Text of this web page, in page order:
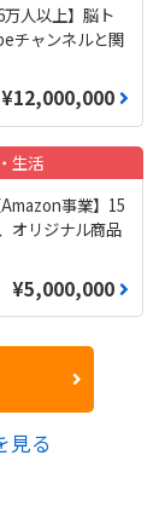
万人以上】脳ト
チャンネルと関
¥12,000,000
生活
事業】15
オリジナル商品
¥5,000,000
見る